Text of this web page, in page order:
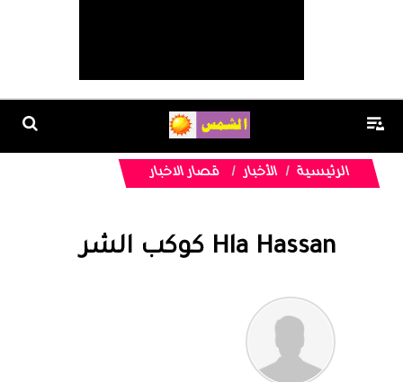
الرئيسية الأخبار قصار الاخبار
Hla Hassan كوكب الشر